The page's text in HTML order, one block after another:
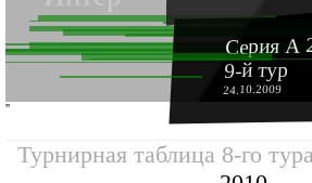
Серия А
9-й тур
24.10.2009
''
Турнирная таблица 8-го тура